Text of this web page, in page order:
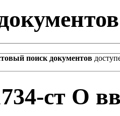
поиск документов
ст О